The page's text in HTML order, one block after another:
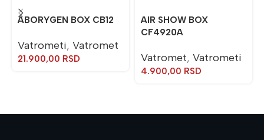
ABORYGEN BOX CB12
Vatrometi, Vatromet
21.900,00 RSD
AIR SHOW BOX
CF4920A
Vatromet, Vatrometi
4.900,00 RSD